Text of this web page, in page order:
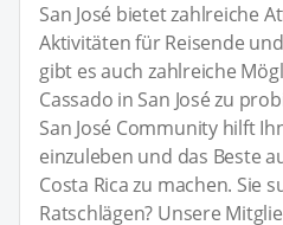
San José bietet zahlreiche
Aktivitäten für Reisende
gibt es auch zahlreiche
Cassado in San José zu
San José Community hilft
einzuleben und das Beste
Costa Rica zu machen. Sie
Ratschlägen? Unsere